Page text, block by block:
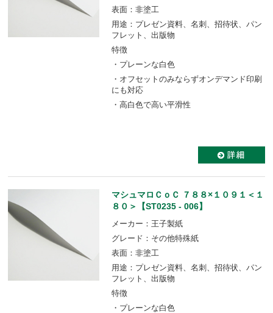
表面：非塗工
用途：プレゼン資料、名刺、招待状、パン
フレット、出版物
特徴
・プレーンな白色
・オフセットのみならずオンデマンド印刷
にも対応
・高白色で高い平滑性
マシュマロＣｏＣ ７８８×１０９１＜１
８０＞【ST0235 - 006】
メーカー：王子製紙
グレード：その他特殊紙
表面：非塗工
用途：プレゼン資料、名刺、招待状、パン
フレット、出版物
特徴
・プレーンな白色